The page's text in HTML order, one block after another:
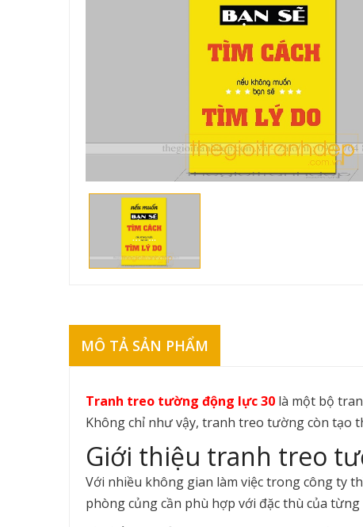
MÔ TẢ SẢN PHẨM
Tranh treo tường động lực 30 là một bộ
Không chỉ như vậy, tranh treo tường còn tạo
Giới thiệu tranh treo
Với nhiều không gian làm việc trong công ty
phòng củng cần phù hợp với đặc thù của từng